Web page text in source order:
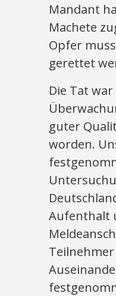
Mandant
Machete
Opfer
gerettet
Die Tat
guter
worden.
Aufenthalt